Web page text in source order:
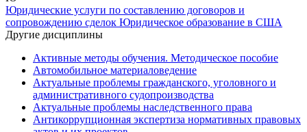
Юридические услуги по составлению договоров и
сопровождению сделок Юридическое образование в США
Другие дисциплины
Активные методы обучения. Методическое пособие
Автомобильное материаловедение
Актуальные проблемы гражданского, уголовного и
административного судопроизводства
Актуальные проблемы наследственного права
Антикоррупционная экспертиза нормативных правовых